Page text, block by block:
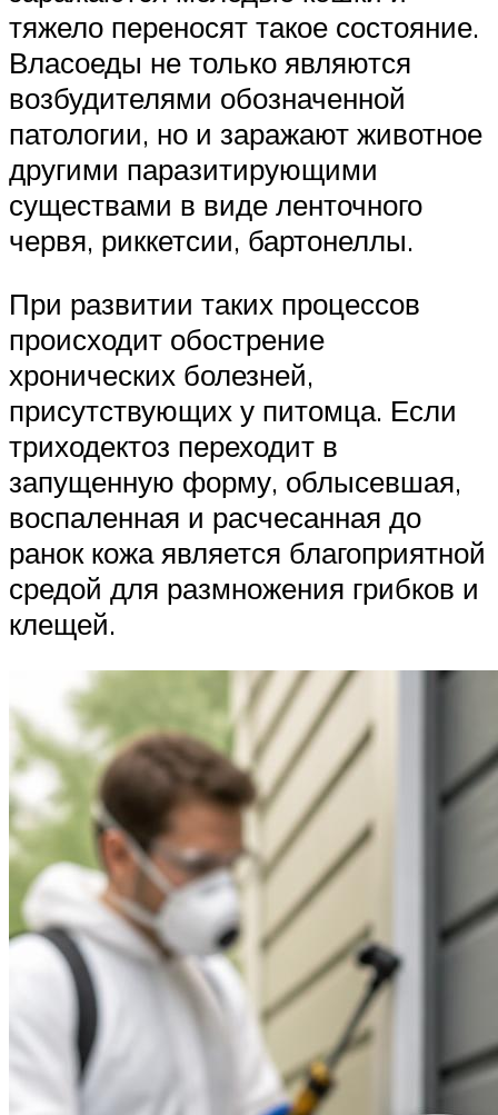
тяжело переносят такое состояние.
Власоеды не только являются
возбудителями обозначенной
патологии, но и заражают животное
другими паразитирующими
существами в виде ленточного
червя, риккетсии, бартонеллы.
При развитии таких процессов
происходит обострение
хронических болезней,
присутствующих у питомца. Если
триходектоз переходит в
запущенную форму, облысевшая,
воспаленная и расчесанная до
ранок кожа является благоприятной
средой для размножения грибков и
клещей.